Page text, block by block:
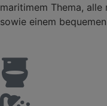
maritimem Thema,
sowie einem